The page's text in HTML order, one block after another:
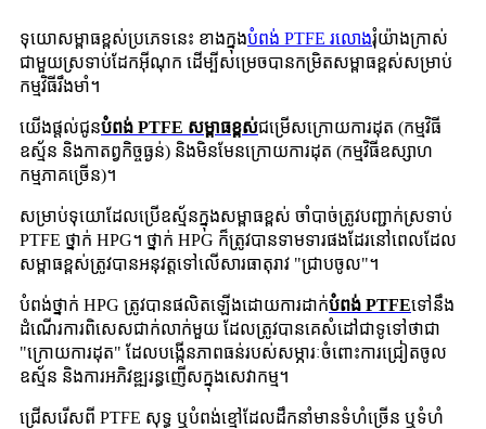
ទុយោសម្ពាធខ្ពស់ប្រភេទនេះ ខាងក្នុងបំពង់ PTFE រលោងរុំ​យ៉ាង​ក្រាស់​
ជាមួយ​ស្រទាប់​ដែក​អ៊ីណុក ដើម្បី​សម្រេច​បាន​កម្រិត​សម្ពាធ​ខ្ពស់​សម្រាប់​
កម្មវិធី​រឹងមាំ។
យើងផ្តល់ជូនបំពង់ PTFE សម្ពាធខ្ពស់ជម្រើសក្រោយការដុត (កម្មវិធី
ឧស្ម័ន និងកាតព្វកិច្ចធ្ងន់) និងមិនមែនក្រោយការដុត (កម្មវិធីឧស្សាហ
កម្មភាគច្រើន)។
សម្រាប់ទុយោដែលប្រើឧស្ម័នក្នុងសម្ពាធខ្ពស់ ចាំបាច់ត្រូវបញ្ជាក់ស្រទាប់
PTFE ថ្នាក់ HPG។ ថ្នាក់ HPG ក៏ត្រូវបានទាមទារផងដែរនៅពេលដែល
សម្ពាធខ្ពស់ត្រូវបានអនុវត្តទៅលើសារធាតុរាវ "ជ្រាបចូល"។
បំពង់ថ្នាក់ HPG ត្រូវបានផលិតឡើងដោយការដាក់បំពង់ PTFEទៅនឹង
ដំណើរការពិសេសជាក់លាក់មួយ ដែលត្រូវបានគេសំដៅជាទូទៅថាជា
"ក្រោយការដុត" ដែលបង្កើនភាពធន់របស់សម្ភារៈចំពោះការជ្រៀតចូល
ឧស្ម័ន និងការអភិវឌ្ឍរន្ធញើសក្នុងសេវាកម្ម។
ជ្រើសរើសពី PTFE សុទ្ធ ឬបំពង់ខ្មៅដែលដឹកនាំមាន​ទំហំ​ច្រើន ឬ​ទំហំ​